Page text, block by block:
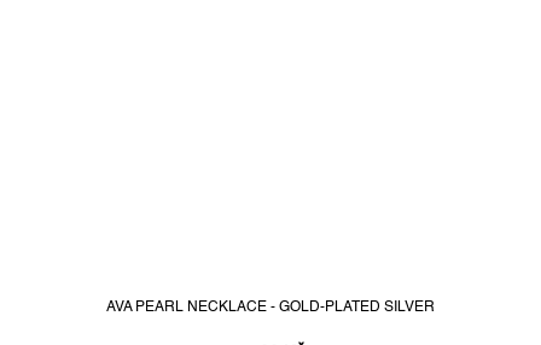
AVA PEARL NECKLACE - GOLD-PLATED SILVER